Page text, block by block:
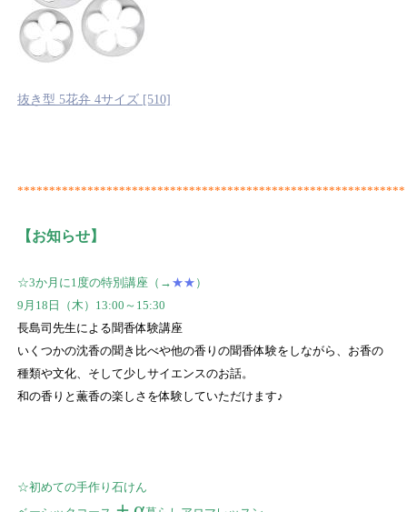
抜き型 5花弁 4サイズ [510]
*************************************************************
【お知らせ】
☆3か月に1度の特別講座（→ ★★ ）
9月18日（木）13:00～15:30
長島司先生による聞香体験講座
いくつかの沈香の聞き比べや他の香りの聞香体験をしながら、お香の
種類や文化、そして少しサイエンスのお話。
和の香りと薫香の楽しさを体験していただけます♪
☆初めての手作り石けん